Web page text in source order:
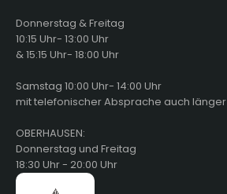
Donnerstag & Freitag
10:15 Uhr- 13:00 Uhr
& 15:15 Uhr- 18:00 Uhr
Samstag 10:00 Uhr- 14:00 Uhr
mit telefonischer Absprache auch länger
OBERHAUSEN:
Donnerstag und Freitag
18:30 Uhr - 20:00 Uhr